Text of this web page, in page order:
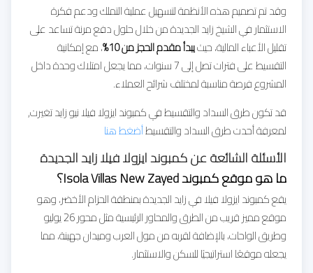
وقد تم تصميم هذه الأنظمة لتسهيل عملية التملك ودعم فكرة
الاستثمار في الشيخ زايد الجديدة من خلال حلول دفع مرنة تساعد على
تقليل الأعباء المالية، حيثيبدأ مقدم الحجز من 10%
، مع إمكانية
التقسيط على فترات تصل إلى 7 سنوات، مما يجعل امتلاك وحدة داخل
المشروع فرصة مناسبة لمختلف شرائح العملاء.
قد تكون طرق السداد والتقسيط في كمبوند ايزولا فيلا نيو زايد تغيرت,
لمعرفة أحدت طرق السداد والتقسيطأضغط هنا
الأسئلة الشائعة عن كمبوند ايزولا فيلا زايد الجديدة
ما هو موقع كمبوند Isola Villas New Zayed؟
يقع كمبوند ايزولا فيلا في زايد الجديدة بمنطقة الحزام الأخضر، وهو
موقع مميز قريب من الطرق والمحاور الرئيسية مثل محور 26 يوليو
وطريق الواحات، بالإضافة لقربه من مول العرب وميدان جهينة، مما
يجعله موقعًا استراتيجيًا للسكن والاستثمار.